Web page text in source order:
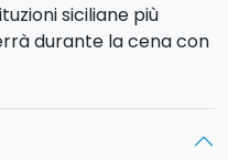
siciliane più
durante la cena con
introdurrà la Sicilia
120 secondi, in uno